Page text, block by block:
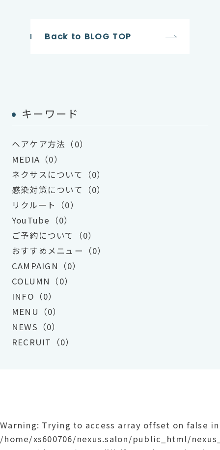
Back to BLOG TOP
キーワード
ヘアケア方法（0）
MEDIA（0）
ネクサスについて（0）
感染対策について（0）
リクルート（0）
YouTube（0）
ご予約について（0）
おすすめメニュー（0）
CAMPAIGN（0）
COLUMN（0）
INFO（0）
MENU（0）
NEWS（0）
RECRUIT（0）
Warning: Trying to access array offset on false in
/home/xs600706/nexus.salon/public_html/